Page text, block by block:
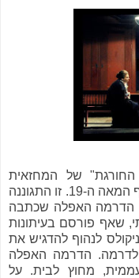
של המחזאית
הצ'כית גבריאלה פרייסובה, שנכתב בסוף המאה ה-19. זו התגוננה
הדרמה האפלה שכתבה
שאף פורסם בעיתונות
לנהוף להדגיש את
לדרמה. הדרמה האפלה
מחוץ לבית. על